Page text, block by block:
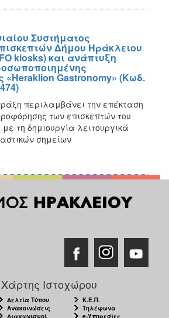
Συστήματος
Δήμου Ηράκλειου
kiosks) και ανάπτυξη
Gastronomy» (Κωδ.
περιλαμβάνει την επέκταση
των επισκεπτών του
τη δημιουργία λειτουργικά
σημείων
Χάρτης Ιστοχώρου
Δελτία Τύπου
Ανακοινώσεις
Διαγωνισμοί
Κ.Ε.Π.
Τηλέφωνα
e-Υπηρεσίες